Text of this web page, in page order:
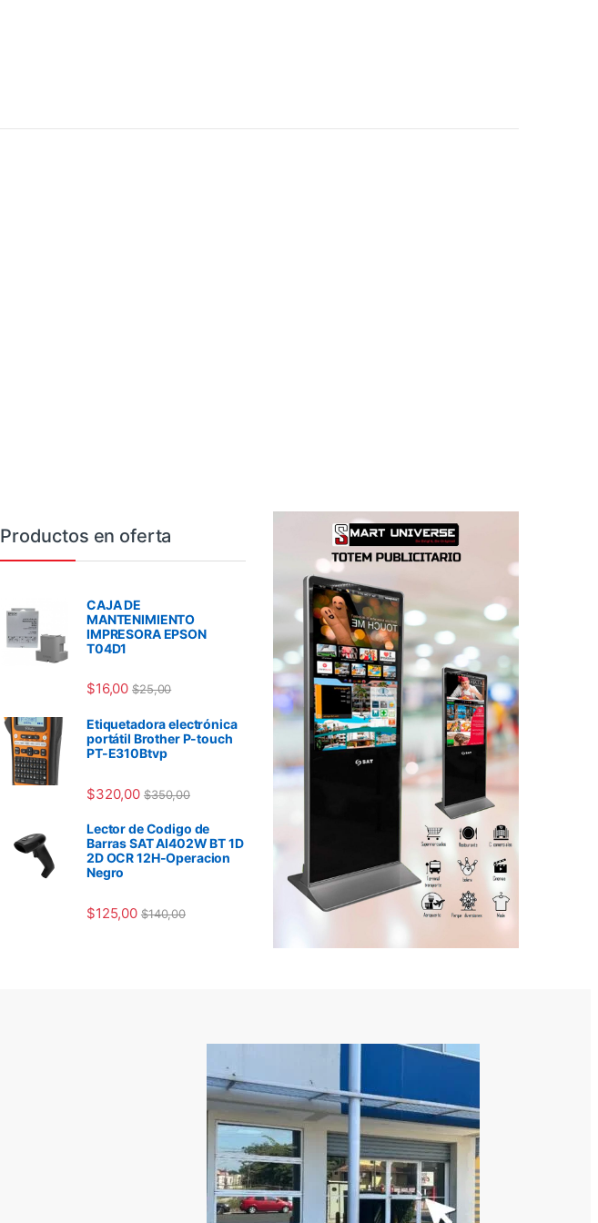
Productos en oferta
CAJA DE
MANTENIMIENTO
IMPRESORA EPSON
T04D1
$16,00 $25,00
Etiquetadora electrónica
portátil Brother P-touch
PT-E310Btvp
$320,00 $350,00
Lector de Codigo de
Barras SAT AI402W BT 1D
2D OCR 12H-Operacion
Negro
$125,00 $140,00